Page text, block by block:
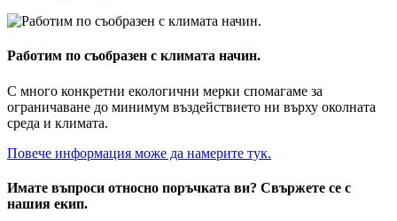
Работим по съобразен с климата начин.
С много конкретни екологични мерки спомагаме за
ограничаване до минимум въздействието ни върху околната
среда и климата.
Повече информация може да намерите тук.
Имате въпроси относно поръчката ви? Свържете се с
нашия екип.